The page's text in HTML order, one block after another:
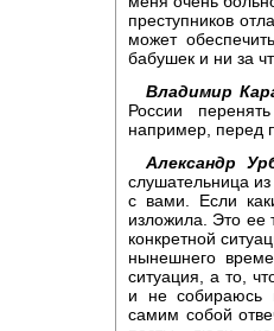
преступников
может
бабушек и ни за
Владимир
России
например, перед
Александр
слушательница
с вами. Если
изложила. Это ее
конкретной
нынешнего
ситуация, а то,
и не собираюсь
самим собой